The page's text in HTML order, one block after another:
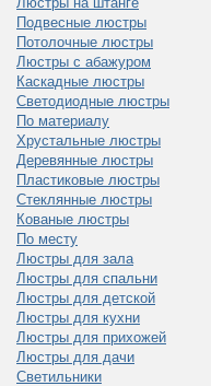
Подвесные люстры
Потолочные люстры
Люстры с абажуром
Каскадные люстры
Светодиодные люстры
По материалу
Хрустальные люстры
Деревянные люстры
Пластиковые люстры
Стеклянные люстры
Кованые люстры
По месту
Люстры для зала
Люстры для спальни
Люстры для детской
Люстры для кухни
Люстры для прихожей
Люстры для дачи
Светильники